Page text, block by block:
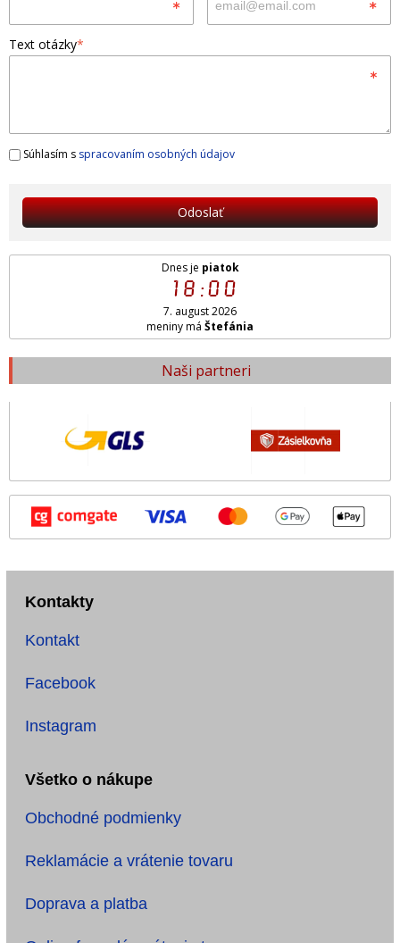
Text otázky*
Súhlasím s spracovaním osobných údajov
Odoslať
Dnes je piatok
18:00
7. august 2026
meniny má Štefánia
Naši partneri
Kontakty
Kontakt
Facebook
Instagram
Všetko o nákupe
Obchodné podmienky
Reklamácie a vrátenie tovaru
Doprava a platba